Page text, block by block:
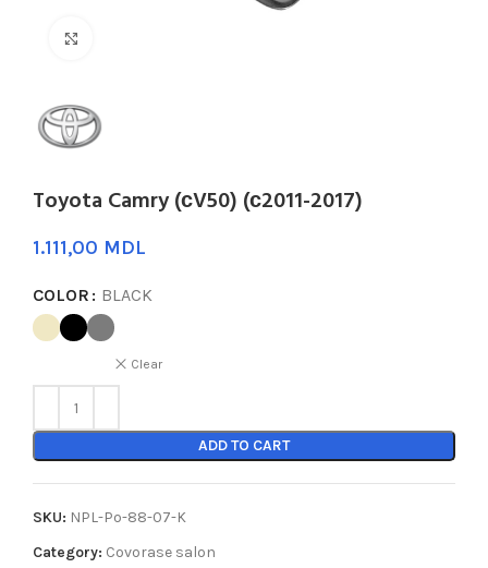
Toyota Camry (сV50) (с2011-2017)
MDL
COLOR BLACK
Clear
ADD TO CART
SKU: NPL-Po-88-07-K
Category: Covorase salon